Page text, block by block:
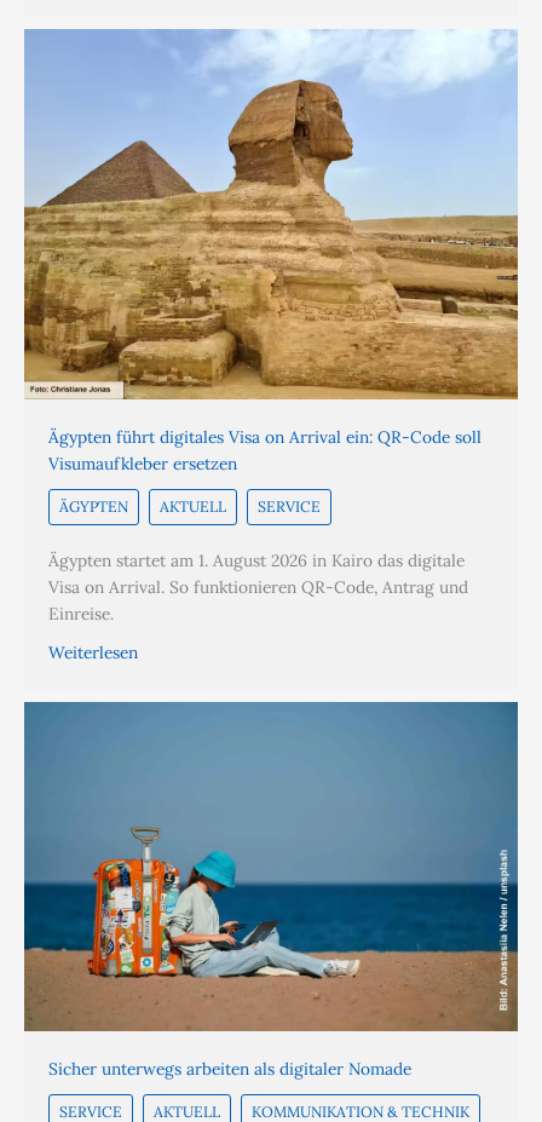
Ägypten führt digitales Visa on Arrival ein: QR-Code soll
Visumaufkleber ersetzen
ÄGYPTEN AKTUELL SERVICE
Ägypten startet am 1. August 2026 in Kairo das digitale
Visa on Arrival. So funktionieren QR-Code, Antrag und
Einreise.
Weiterlesen
Sicher unterwegs arbeiten als digitaler Nomade
SERVICE AKTUELL KOMMUNIKATION & TECHNIK